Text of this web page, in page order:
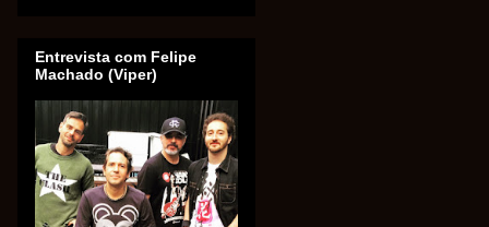
Entrevista com Felipe
Machado (Viper)